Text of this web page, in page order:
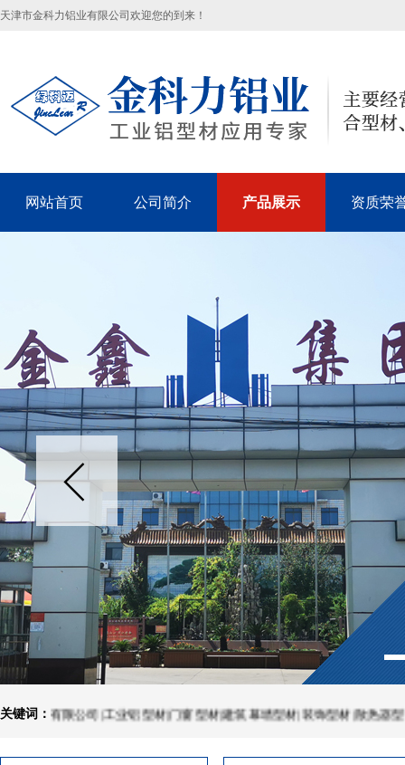
天津市金科力铝业有限公司欢迎您的到来！
网站首页 公司简介 产品展示 资质荣
关键词：
司|工业铝型材|门窗型材|建筑幕墙型材|装饰型材|散热器型材|围栏厂家